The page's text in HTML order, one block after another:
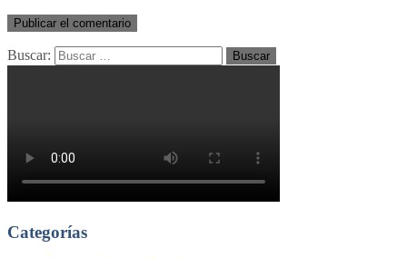
Buscar:
Categorías